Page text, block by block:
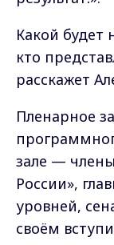
Какой
кто
расскажет
Пленарное
зале —
России»,
уровней,
своём